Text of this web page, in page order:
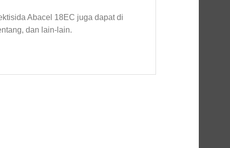
Abacel 18EC juga dapat di
dan lain-lain.